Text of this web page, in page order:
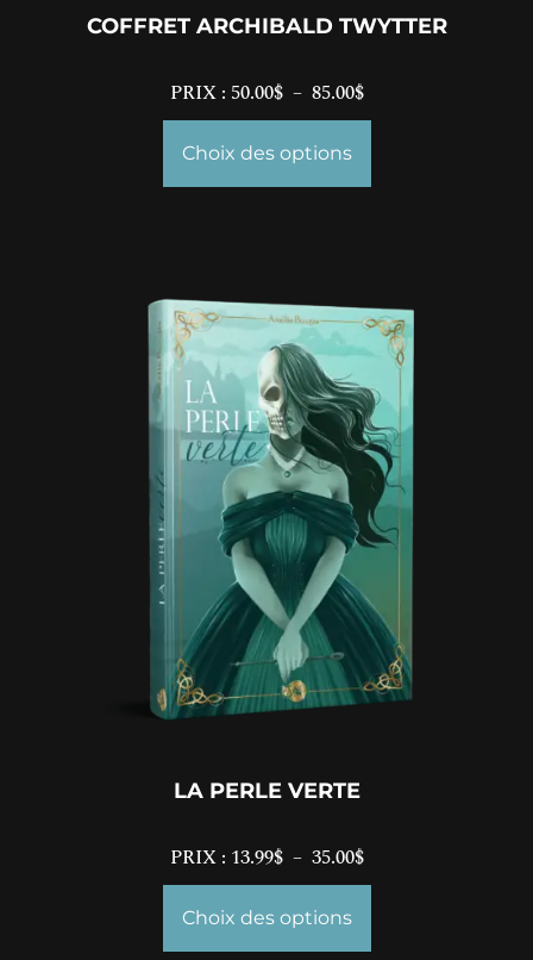
COFFRET ARCHIBALD TWYTTER
PRIX : 50.00$ – 85.00$
Choix des options
LA PERLE VERTE
PRIX : 13.99$ – 35.00$
Choix des options